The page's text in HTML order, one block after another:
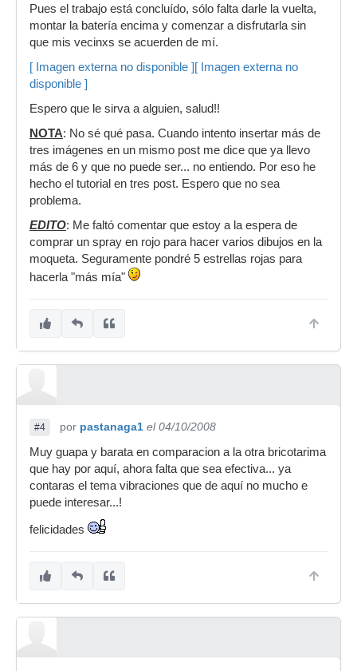
Pues el trabajo está concluído, sólo falta darle la vuelta,
montar la batería encima y comenzar a disfrutarla sin
que mis vecinxs se acuerden de mí.
[ Imagen externa no disponible ] [ Imagen externa no
disponible ]
Espero que le sirva a alguien, salud!!
NOTA: No sé qué pasa. Cuando intento insertar más de
tres imágenes en un mismo post me dice que ya llevo
más de 6 y que no puede ser... no entiendo. Por eso he
hecho el tutorial en tres post. Espero que no sea
problema.
EDITO: Me faltó comentar que estoy a la espera de
comprar un spray en rojo para hacer varios dibujos en la
moqueta. Seguramente pondré 5 estrellas rojas para
hacerla "más mía"
#4 por pastanaga1 el 04/10/2008
Muy guapa y barata en comparacion a la otra bricotarima
que hay por aquí, ahora falta que sea efectiva... ya
contaras el tema vibraciones que de aquí no mucho e
puede interesar...!
felicidades